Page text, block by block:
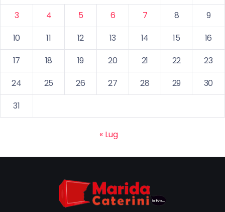
3
4 5 6 7 8
9
10
11 12 13 14 15
16
17
18 19 20 21 22
23
24
25 26 27 28 29
30
31
« Lug